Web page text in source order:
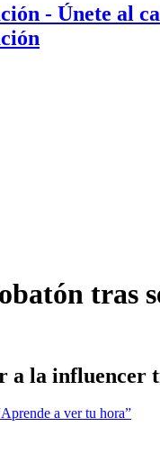
- Únete al
tras
la influencer
a ver tu hora”